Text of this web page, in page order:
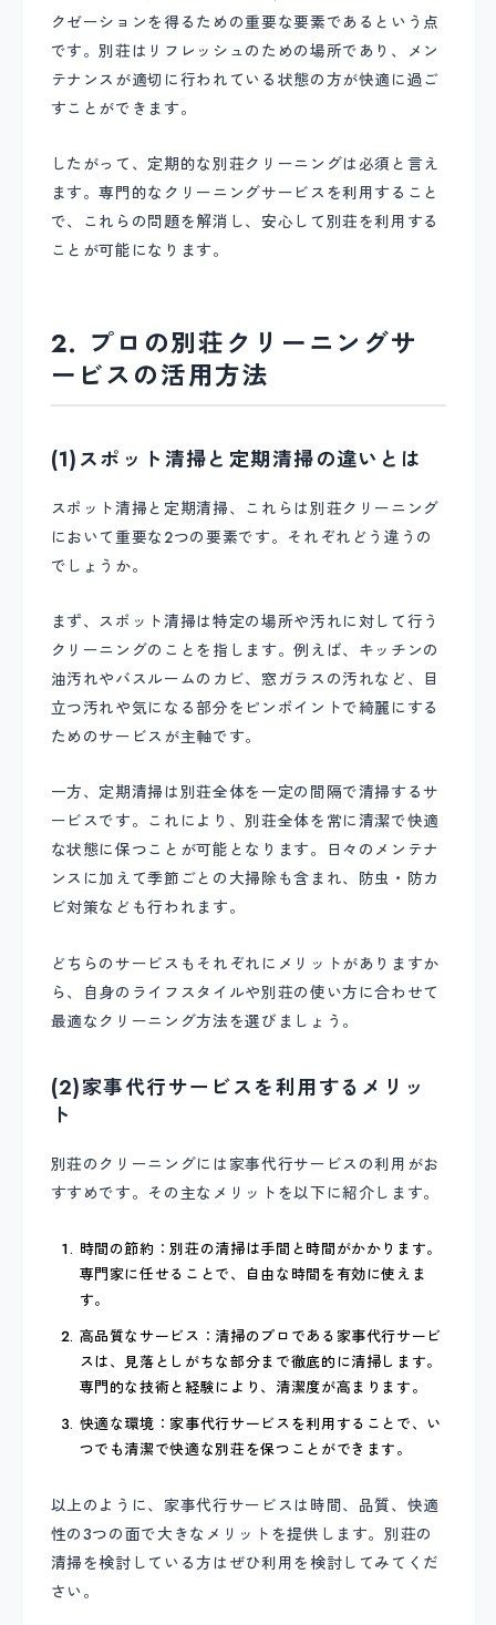
クゼーションを得るための重要な要素であるという点
です。別荘はリフレッシュのための場所であり、メン
テナンスが適切に行われている状態の方が快適に過ご
すことができます。
したがって、定期的な別荘クリーニングは必須と言え
ます。専門的なクリーニングサービスを利用すること
で、これらの問題を解消し、安心して別荘を利用する
ことが可能になります。
2. プロの別荘クリーニングサ
ービスの活用方法
(1)スポット清掃と定期清掃の違いとは
スポット清掃と定期清掃、これらは別荘クリーニング
において重要な2つの要素です。それぞれどう違うの
でしょうか。
まず、スポット清掃は特定の場所や汚れに対して行う
クリーニングのことを指します。例えば、キッチンの
油汚れやバスルームのカビ、窓ガラスの汚れなど、目
立つ汚れや気になる部分をピンポイントで綺麗にする
ためのサービスが主軸です。
一方、定期清掃は別荘全体を一定の間隔で清掃するサ
ービスです。これにより、別荘全体を常に清潔で快適
な状態に保つことが可能となります。日々のメンテナ
ンスに加えて季節ごとの大掃除も含まれ、防虫・防カ
ビ対策なども行われます。
どちらのサービスもそれぞれにメリットがありますか
ら、自身のライフスタイルや別荘の使い方に合わせて
最適なクリーニング方法を選びましょう。
(2)家事代行サービスを利用するメリッ
ト
別荘のクリーニングには家事代行サービスの利用がお
すすめです。その主なメリットを以下に紹介します。
時間の節約：別荘の清掃は手間と時間がかかります。
専門家に任せることで、自由な時間を有効に使えま
す。
高品質なサービス：清掃のプロである家事代行サービ
スは、見落としがちな部分まで徹底的に清掃します。
専門的な技術と経験により、清潔度が高まります。
快適な環境：家事代行サービスを利用することで、い
つでも清潔で快適な別荘を保つことができます。
以上のように、家事代行サービスは時間、品質、快適
性の3つの面で大きなメリットを提供します。別荘の
清掃を検討している方はぜひ利用を検討してみてくだ
さい。